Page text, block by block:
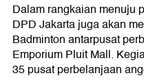
Dalam rangkaian menuju
DPD Jakarta juga akan
Badminton antarpusat
Emporium Pluit Mall.
35 pusat perbelanjaan